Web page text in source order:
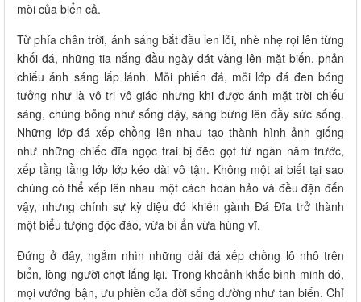
mòi của biển cả.
Từ phía chân trời, ánh sáng bắt đầu len lỏi, nhè nhẹ rọi lên từng
khối đá, những tia nắng đầu ngày dát vàng lên mặt biển, phản
chiếu ánh sáng lấp lánh. Mỗi phiến đá, mỗi lớp đá đen bóng
tưởng như là vô tri vô giác nhưng khi được ánh mặt trời chiếu
sáng, chúng bỗng như sống dậy, sáng bừng lên đầy sức sống.
Những lớp đá xếp chồng lên nhau tạo thành hình ảnh giống
như những chiếc đĩa ngọc trai bị đẽo gọt từ ngàn năm trước,
xếp tầng tầng lớp lớp kéo dài vô tận. Không một ai biết tại sao
chúng có thể xếp lên nhau một cách hoàn hảo và đều đặn đến
vậy, nhưng chính sự kỳ diệu đó khiến gành Đá Đĩa trở thành
một biểu tượng độc đáo, vừa bí ẩn vừa hùng vĩ.
Đứng ở đây, ngắm nhìn những dải đá xếp chồng lô nhô trên
biển, lòng người chợt lắng lại. Trong khoảnh khắc bình minh đó,
mọi vướng bận, ưu phiền của đời sống dường như tan biến. Chỉ